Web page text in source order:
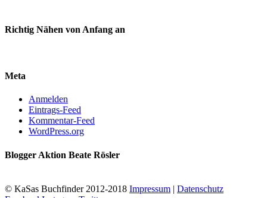
Richtig Nähen von Anfang an
Meta
Anmelden
Eintrags-Feed
Kommentar-Feed
WordPress.org
Blogger Aktion Beate Rösler
© KaSas Buchfinder 2012-2018 Impressum | Datenschutz